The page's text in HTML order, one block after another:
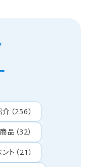
介 （256）
品 （32）
ト （21）